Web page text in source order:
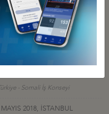
TOPLANTISI, 30 EKİM 2019,
Türkiye - Somali İş Konseyi
- Somali İş Konseyi
2018, İSTANBUL